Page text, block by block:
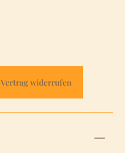
Vertrag widerrufen